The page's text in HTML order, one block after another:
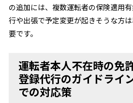
の追加には、複数運転者の保険適用
行や出張で予定変更が起きそうな方
要です。
運転者本人不在時の免
登録代行のガイドライ
での対応策